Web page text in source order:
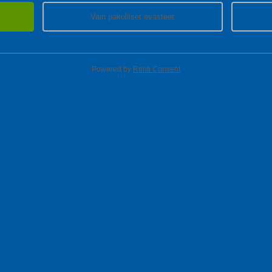
Vain pakolliset evästeet
Powered by Rehti Consent
ruokapöytä, puinen ruokapöytä tai valkoinen